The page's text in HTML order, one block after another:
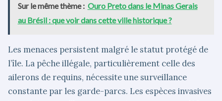
Sur le même thème : Ouro Preto dans le Minas Gerais
au Brésil : que voir dans cette ville historique ?
Les menaces persistent malgré le statut protégé de
l’île. La pêche illégale, particulièrement celle des
ailerons de requins, nécessite une surveillance
constante par les garde-parcs. Les espèces invasives